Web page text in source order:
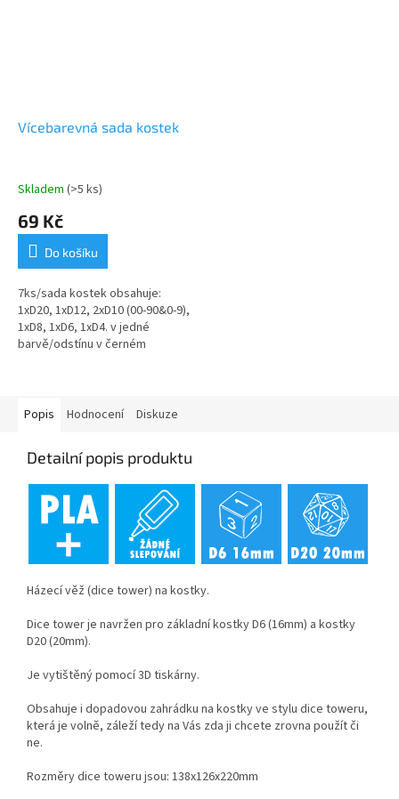
Vícebarevná sada kostek
Skladem (>5 ks)
69 Kč
Do košíku
7ks/sada kostek obsahuje:
1xD20, 1xD12, 2xD10 (00-90&0-9),
1xD8, 1xD6, 1xD4. v jedné
barvě/odstínu v černém
Popis Hodnocení Diskuze
Detailní popis produktu
Házecí věž (dice tower) na kostky.
Dice tower je navržen pro základní kostky D6 (16mm) a kostky
D20 (20mm).
Je vytištěný pomocí 3D tiskárny.
Obsahuje i dopadovou zahrádku na kostky ve stylu dice toweru,
která je volně, záleží tedy na Vás zda ji chcete zrovna použít či
ne.
Rozměry dice toweru jsou: 138x126x220mm